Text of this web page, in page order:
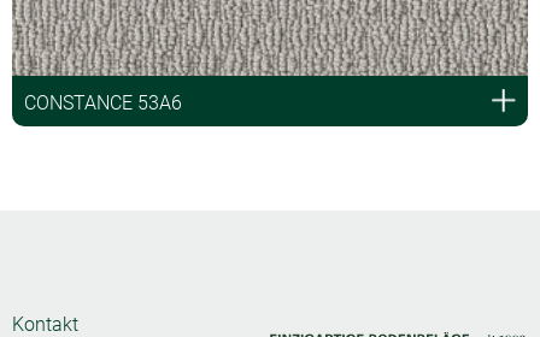
CONSTANCE 53A6
Kontakt